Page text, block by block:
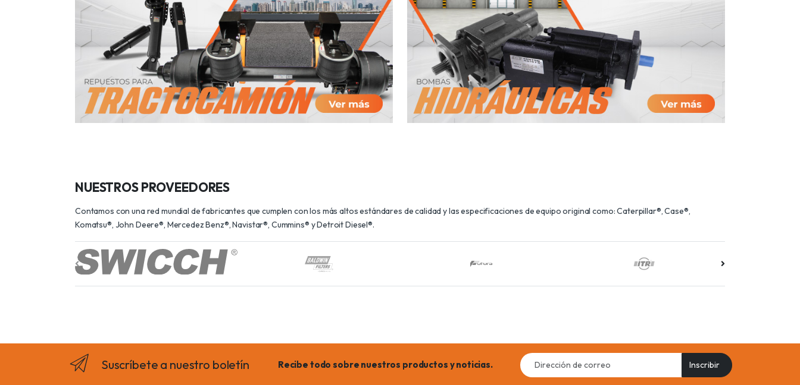
NUESTROS PROVEEDORES
Contamos con una red mundial de fabricantes que cumplen con los más altos estándares de calidad y las especificaciones de equipo original como: Caterpillar®, Case®,
Komatsu®, John Deere®, Mercedez Benz®, Navistar®, Cummins® y Detroit Diesel®.
Suscríbete a nuestro boletín Recibe todo sobre nuestros productos y noticias.
Email
address
Inscribir